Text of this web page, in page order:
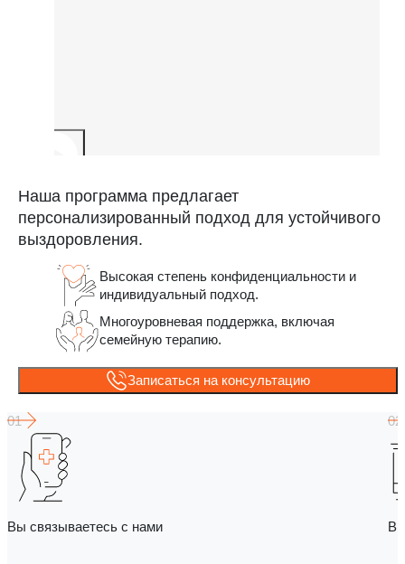
Наша программа предлагает
персонализированный подход для устойчивого
выздоровления.
Высокая степень конфиденциальности и
индивидуальный подход.
Многоуровневая поддержка, включая
семейную терапию.
Записаться на консультацию
Вы связываетесь с нами